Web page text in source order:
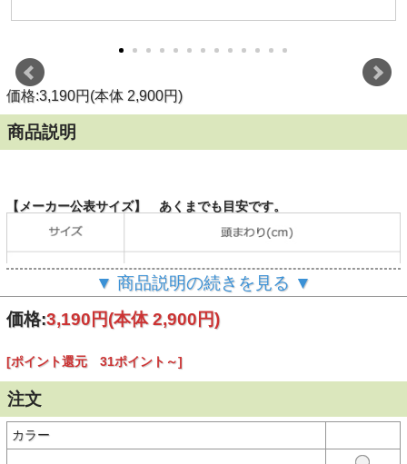
価格:3,190円(本体 2,900円)
商品説明
【メーカー公表サイズ】 あくまでも目安です。
Columbia（コロンビア）の定番コットンキャップ
・コロンビア独自のサンプロテクション機能「オムニシェイド」
UPF50
・柔らかい被り心地のコットン100%
・汗止めに吸湿速乾素材
・後頭部のストラップバックでサイズ調整可能
・タウンユースやアウトドアシーンと幅広いシーンにおすすめ
▼ 商品説明の続きを見る ▼
価格:3,190円(本体 2,900円)
[ポイント還元 31ポイント～]
注文
カラー